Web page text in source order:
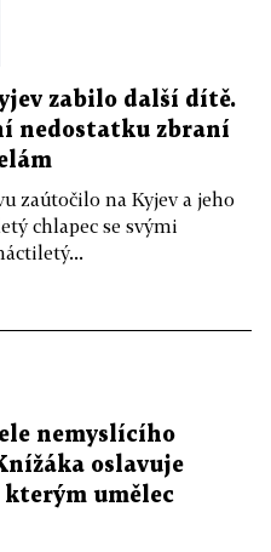
zabilo další dítě.
nedostatku zbraní
zaútočilo na Kyjev a jeho
chlapec se svými
nemyslícího
oslavuje
kterým umělec